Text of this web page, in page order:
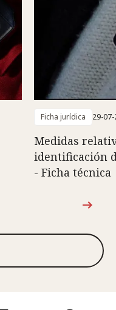
Ficha jurídica 29-
Medidas
identificación
- Ficha técnica